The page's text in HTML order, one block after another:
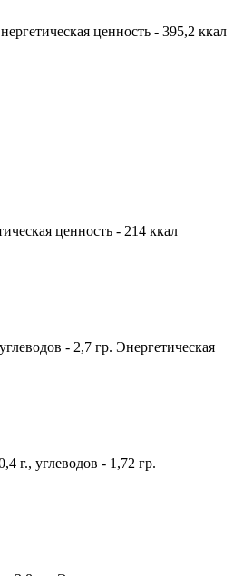
ценность - 395,2 ккал
ценность - 214 ккал
- 2,7 гр. Энергетическая
г., углеводов - 1,72 гр.